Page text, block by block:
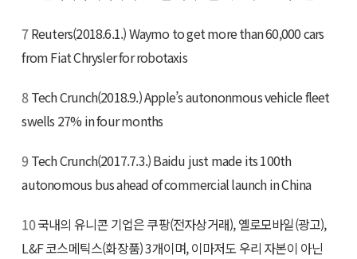
7Reuters(2018.6.1.) Waymo to get more than 60,000 cars
from Fiat Chrysler for robotaxis
8Tech Crunch(2018.9.) Apple’s autononmous vehicle fleet
swells 27% in four months
9Tech Crunch(2017.7.3.) Baidu just made its 100th
autonomous bus ahead of commercial launch in China
10국내의 유니콘 기업은 쿠팡(전자상거래), 옐로모바일(광고),
L&F 코스메틱스(화장품) 3개이며, 이마저도 우리 자본이 아닌